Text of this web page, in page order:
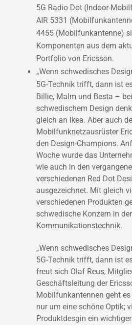
5G Radio Dot (Indoor-
AIR 5331
4455 (Mobilfunkantenne)
Komponenten aus dem
Portfolio von Ericsson.
„Wenn schwedisches
5G-Technik trifft, dann ist
Billie, Malm und Besta – bei
schwedischem Design
gleich an Ikea. Aber auch
Mobilfunknetzausrüster
den Design-Champions.
Woche wurde das
wie auch in den
verschiedenen Red Dot
ausgezeichnet. Mit gleich
verschiedenen Produkten
schwedische Konzern in
Kommunikationstechnik.
„Wenn schwedisches
5G-Technik trifft, dann ist
freut sich Olaf Reus,
Geschäftsleitung der
Mobilfunkantennen geht
nur um eine schöne Optik;
Produktdesgin ein